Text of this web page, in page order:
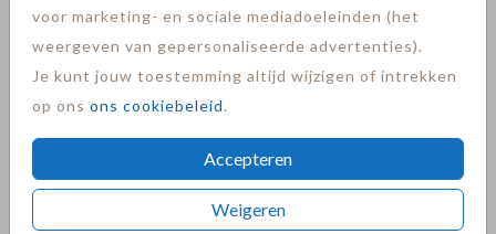
voor marketing- en sociale mediadoeleinden (het
weergeven van gepersonaliseerde advertenties).
Je kunt jouw toestemming altijd wijzigen of intrekken
op ons ons cookiebeleid.
Accepteren
Weigeren
goudfolie